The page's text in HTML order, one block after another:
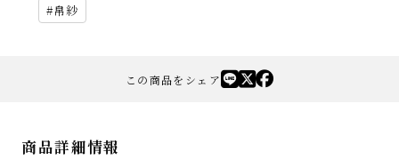
帛紗
この商品をシェア
商品詳細情報